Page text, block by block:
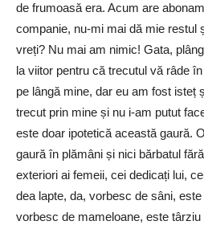
de frumoasă era. Acum are
companie, nu-mi mai dă mie
vreți? Nu mai am nimic! Gata,
la viitor pentru că trecutul vă râde
pe lângă mine, dar eu am fost isteț
trecut prin mine și nu i-am putut
este doar ipotetică această gaură.
gaură în plămâni și nici bărbatul
exteriori ai femeii, cei dedicați lui,
dea lapte, da, vorbesc de sâni,
vorbesc de mameloane, este